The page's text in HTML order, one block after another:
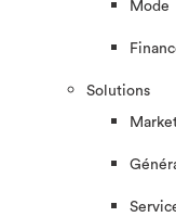
Mode
Solutions